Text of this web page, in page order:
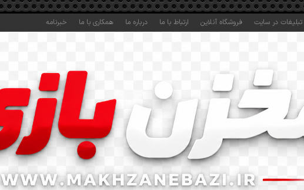
تبلیغات در سایت فروشگاه آنلاین ارتباط با ما درباره ما همکاری با ما خبرنامه